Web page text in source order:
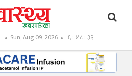
Sun, Aug 09, 2026 ६ : ४८ : ३३